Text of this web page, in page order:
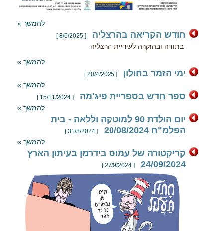
להמשך »
חודש הקריאה בהרצליה [ 8/6/2025 ]
בתודה ובהוקרה לעיריית הרצליה
להמשך »
ימי הזמר בחולון [ 20/4/2025 ]
להמשך »
ספר חדש בספריית פיג'מה [ 15/11/2024 ]
להמשך »
יום הולדת 90 למוטקה וללאה - בית
הפלמ"ח 20/08/2024
[ 31/8/2024 ]
להמשך »
קריקטורה של עמוס בידרמן בעיתון הארץ
24/09/2024
[ 27/9/2024 ]